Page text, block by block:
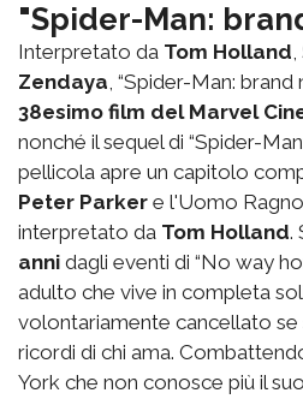
"Spider-Man:
Interpretato da Tom Holland,
Zendaya, “Spider-Man: brand
38esimo film del Marvel
nonché il sequel di “Spider-
pellicola apre un capitolo
Peter Parker e l'Uomo
interpretato da Tom Holland.
anni dagli eventi di “No way
adulto che vive in completa
volontariamente cancellato se
ricordi di chi ama.
York che non conosce più il